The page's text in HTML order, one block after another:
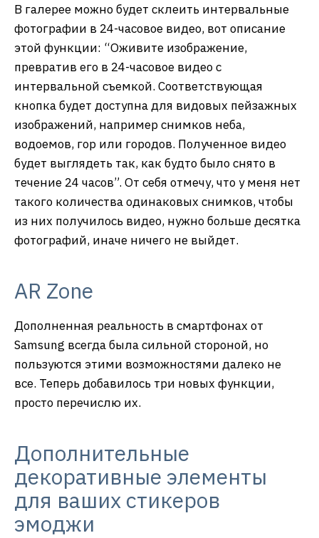
В галерее можно будет склеить интервальные
фотографии в 24-часовое видео, вот описание
этой функции: “Оживите изображение,
превратив его в 24-часовое видео с
интервальной съемкой. Соответствующая
кнопка будет доступна для видовых пейзажных
изображений, например снимков неба,
водоемов, гор или городов. Полученное видео
будет выглядеть так, как будто было снято в
течение 24 часов”. От себя отмечу, что у меня нет
такого количества одинаковых снимков, чтобы
из них получилось видео, нужно больше десятка
фотографий, иначе ничего не выйдет.
AR Zone
Дополненная реальность в смартфонах от
Samsung всегда была сильной стороной, но
пользуются этими возможностями далеко не
все. Теперь добавилось три новых функции,
просто перечислю их.
Дополнительные
декоративные элементы
для ваших стикеров
эмоджи